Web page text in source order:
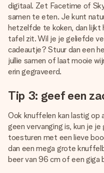
digitaal. Zet Facetime of
samen te eten. Je kunt
hetzelfde te koken, dan lijkt
tafel zit. Wil je je geliefde
cadeautje? Stuur dan een
jullie samen of laat mooie
erin gegraveerd.
Tip 3: geef een
Ook knuffelen kan lastig op
geen vervanging is, kun je
toesturen met een lieve
dan een mega grote
beer van 96 cm of een giga